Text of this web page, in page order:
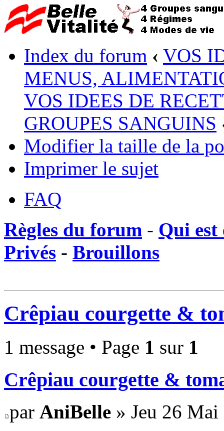
Index du forum ‹ VOS
MENUS,
VOS IDEES DE
GROUPES SANGUINS
Modifier la taille de la
Imprimer le sujet
FAQ
Règles du forum - Qui est
Privés - Brouillons
Crêpiau courgette &
1 message • Page 1 sur 1
Crêpiau courgette &
par AniBelle » Jeu 26